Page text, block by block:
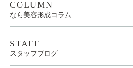
COLUMN
なら美容形成コラム
STAFF
スタッフブログ